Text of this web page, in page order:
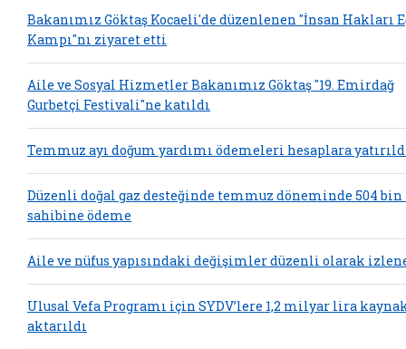
Bakanımız Göktaş Kocaeli'de düzenlenen "İnsan Hakları
Kampı"nı ziyaret etti
Aile ve Sosyal Hizmetler Bakanımız Göktaş "19. Emirdağ
Gurbetçi Festivali"ne katıldı
Temmuz ayı doğum yardımı ödemeleri hesaplara
Düzenli doğal gaz desteğinde temmuz döneminde 504
sahibine ödeme
Aile ve nüfus yapısındaki değişimler düzenli olarak
Ulusal Vefa Programı için SYDV’lere 1,2 milyar lira
aktarıldı